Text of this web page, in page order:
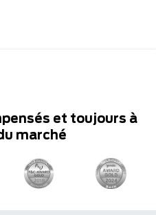
et toujours à
marché